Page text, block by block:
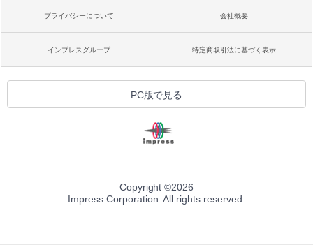
Amazon Kindle Colorsoft | 16GBストレ
ージ、防水、7インチカラーディスプレ
イ、色調調節ライト、最大8週間持続バッ
テリー、広告無し、ブラック (2025年発
売)
￥31,980
New Amazon Kindle Scribe Colorsoft |
11インチカラーディスプレイ、64GBスト
き、グラファイト
￥115,980
プライバシーについて 会社概要
インプレスグループ 特定商取引法に基づく表示
PC版で見る
Copyright ©2026
Impress Corporation. All rights reserved.